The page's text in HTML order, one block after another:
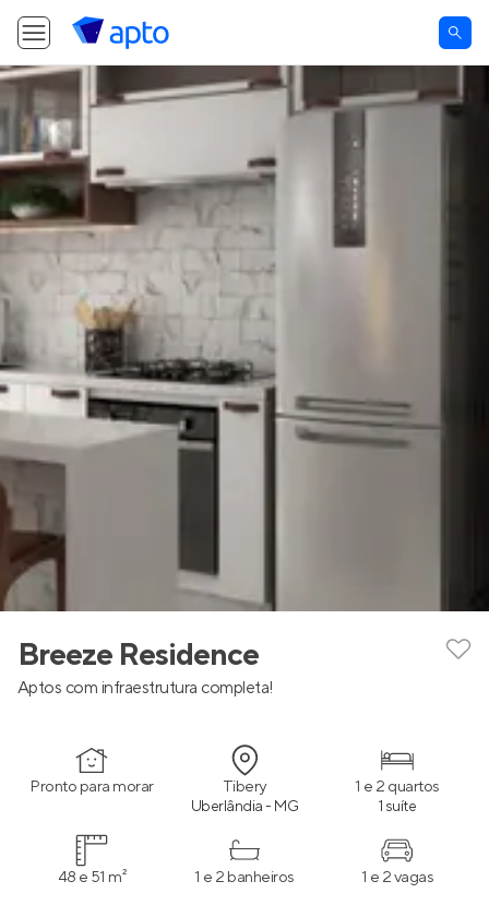
Breeze Residence
Aptos com infraestrutura completa!
Pronto para morar Tibery
Uberlândia - MG
1 e 2 quartos
1 suíte
48 e 51 m² 1 e 2 banheiros 1 e 2 vagas